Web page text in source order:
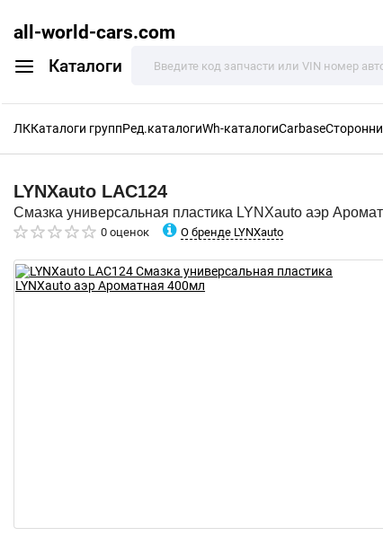
all-world-cars.com
Каталоги
ЛККаталоги группРед.каталогиWh-каталогиCarbase
LYNXauto LAC124
Смазка универсальная пластика LYNXauto аэр
0 оценок О бренде LYNXauto